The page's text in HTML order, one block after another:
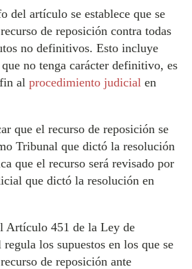
del artículo se establece que se
de reposición contra todas
no definitivos. Esto incluye
no tenga carácter definitivo, es
al procedimiento judicial en
que el recurso de reposición se
Tribunal que dictó la resolución
que el recurso será revisado por
que dictó la resolución en
Artículo 451 de la Ley de
los supuestos en los que se
de reposición ante